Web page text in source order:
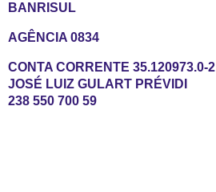
BANRISUL
AGÊNCIA 0834
CONTA CORRENTE 35.120973.0-2
JOSÉ LUIZ GULART PRÉVIDI
238 550 700 59